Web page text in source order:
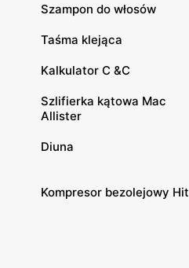
Szampon do włosów
Taśma klejąca
Kalkulator C &C
Szlifierka kątowa Mac
Allister
Diuna
Kompresor bezolejowy Hit